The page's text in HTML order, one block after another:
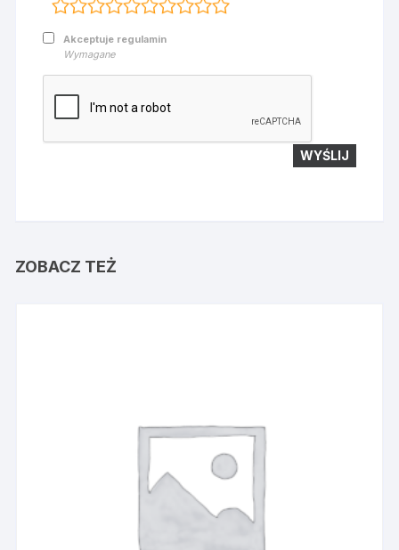
Akceptuje regulamin
Wymagane
ZOBACZ TEŻ